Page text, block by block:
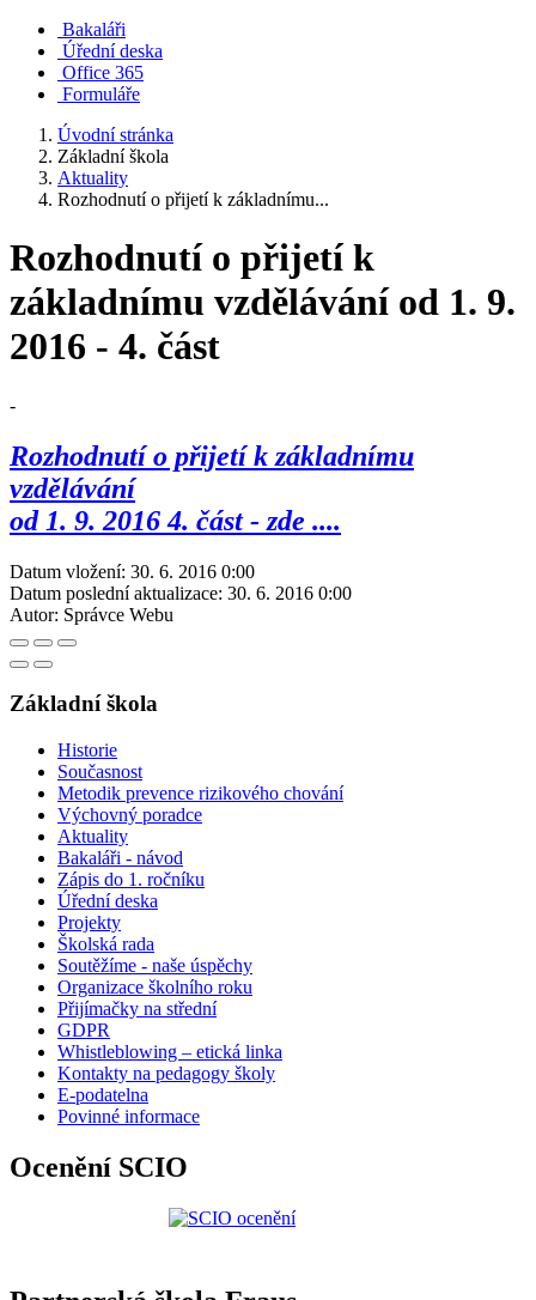
Bakaláři
Úřední deska
Office 365
Formuláře
Úvodní stránka
Základní škola
Aktuality
Rozhodnutí o přijetí k základnímu...
Rozhodnutí o přijetí k
základnímu vzdělávání od 1. 9.
2016 - 4. část
-
Rozhodnutí o přijetí k základnímu
vzdělávání
od 1. 9. 2016 4. část - zde ....
Datum vložení: 30. 6. 2016 0:00
Datum poslední aktualizace: 30. 6. 2016 0:00
Autor: Správce Webu
Základní škola
Historie
Současnost
Metodik prevence rizikového chování
Výchovný poradce
Aktuality
Bakaláři - návod
Zápis do 1. ročníku
Úřední deska
Projekty
Školská rada
Soutěžíme - naše úspěchy
Organizace školního roku
Přijímačky na střední
GDPR
Whistleblowing – etická linka
Kontakty na pedagogy školy
E-podatelna
Povinné informace
Ocenění SCIO